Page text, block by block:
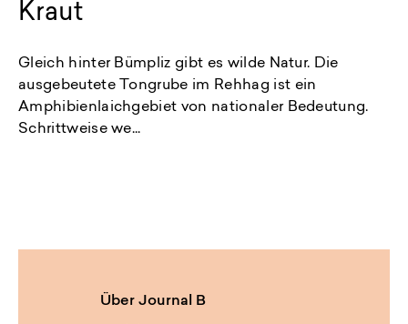
Kraut
Gleich hinter Bümpliz gibt es wilde Natur. Die
ausgebeutete Tongrube im Rehhag ist ein
Amphibienlaichgebiet von nationaler Bedeutung.
Schrittweise we...
Über Journal B